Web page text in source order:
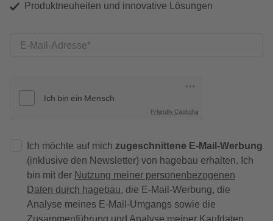
Produktneuheiten und innovative Lösungen
E-Mail-Adresse
Friendly Captcha
Ich möchte auf mich zugeschnittene E-Mail-Werbung
(inklusive den Newsletter) von hagebau erhalten. Ich
bin mit der Nutzung meiner personenbezogenen
Daten durch hagebau, die E-Mail-Werbung, die
Analyse meines E-Mail-Umgangs sowie die